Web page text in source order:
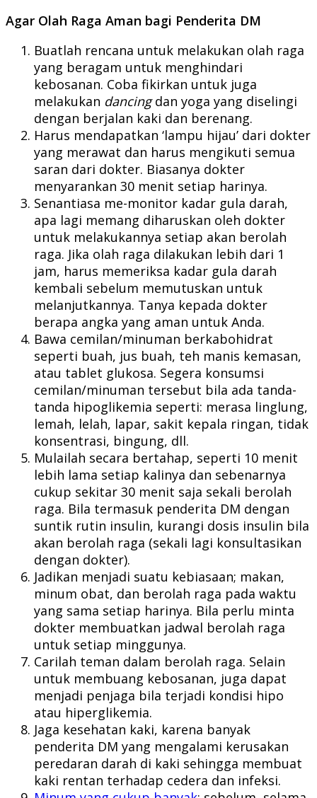
Agar Olah Raga Aman bagi Penderita DM
Buatlah rencana untuk melakukan olah raga
yang beragam untuk menghindari
kebosanan. Coba fikirkan untuk juga
melakukan dancingdan yoga yang diselingi
dengan berjalan kaki dan berenang.
Harus mendapatkan ‘lampu hijau’ dari dokter
yang merawat dan harus mengikuti semua
saran dari dokter. Biasanya dokter
menyarankan 30 menit setiap harinya.
Senantiasa me-monitor kadar gula darah,
apa lagi memang diharuskan oleh dokter
untuk melakukannya setiap akan berolah
raga. Jika olah raga dilakukan lebih dari 1
jam, harus memeriksa kadar gula darah
kembali sebelum memutuskan untuk
melanjutkannya. Tanya kepada dokter
berapa angka yang aman untuk Anda.
Bawa cemilan/minuman berkabohidrat
seperti buah, jus buah, teh manis kemasan,
atau tablet glukosa. Segera konsumsi
cemilan/minuman tersebut bila ada tanda-
tanda hipoglikemia seperti: merasa linglung,
lemah, lelah, lapar, sakit kepala ringan, tidak
konsentrasi, bingung, dll.
Mulailah secara bertahap, seperti 10 menit
lebih lama setiap kalinya dan sebenarnya
cukup sekitar 30 menit saja sekali berolah
raga. Bila termasuk penderita DM dengan
suntik rutin insulin, kurangi dosis insulin bila
akan berolah raga (sekali lagi konsultasikan
dengan dokter).
Jadikan menjadi suatu kebiasaan; makan,
minum obat, dan berolah raga pada waktu
yang sama setiap harinya. Bila perlu minta
dokter membuatkan jadwal berolah raga
untuk setiap minggunya.
Carilah teman dalam berolah raga. Selain
untuk membuang kebosanan, juga dapat
menjadi penjaga bila terjadi kondisi hipo
atau hiperglikemia.
Jaga kesehatan kaki, karena banyak
penderita DM yang mengalami kerusakan
peredaran darah di kaki sehingga membuat
kaki rentan terhadap cedera dan infeksi.